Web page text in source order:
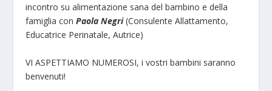
incontro su alimentazione sana del bambino e della
famiglia conPaola Negri(Consulente Allattamento,
Educatrice Perinatale, Autrice)
VI ASPETTIAMO NUMEROSI, i vostri bambini saranno
benvenuti!